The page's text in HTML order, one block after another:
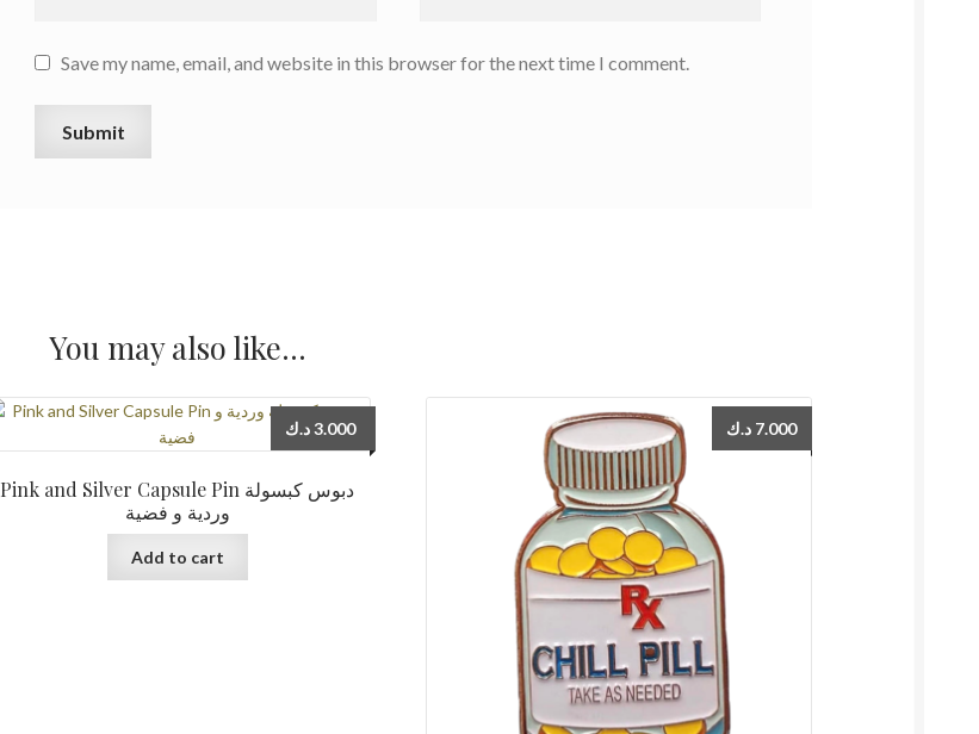
Save my name, email, and website in this browser for the next time I comment.
You may also like…
Pink and Silver Capsule Pin دبوس كبسولة
وردية و فضية
3.000د.ك
Add to cart
7.000 د.ك